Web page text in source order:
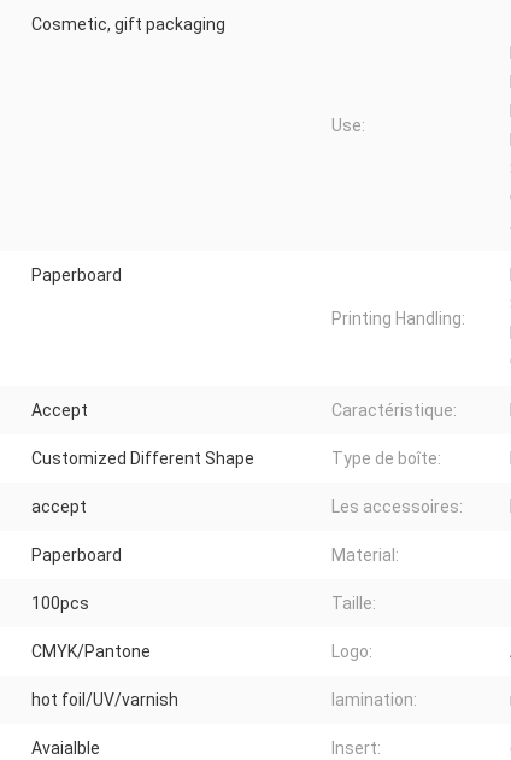
Cosmetic, gift packaging
Use:
Paperboard
Printing Handling:
Accept Caractéristique:
Customized Different Shape Type de boîte:
accept Les accessoires:
Paperboard Material:
100pcs Taille:
CMYK/Pantone Logo:
hot foil/UV/varnish lamination:
Avaialble Insert: